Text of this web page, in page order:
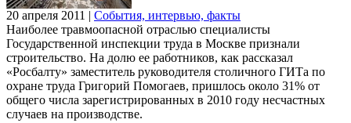
20 апреля 2011 | События, интервью, факты
Наиболее травмоопасной отраслью специалисты
Государственной инспекции труда в Москве признали
строительство. На долю ее работников, как рассказал
«Росбалту» заместитель руководителя столичного ГИТа по
охране труда Григорий Помогаев, пришлось около 31% от
общего числа зарегистрированных в 2010 году несчастных
случаев на производстве.